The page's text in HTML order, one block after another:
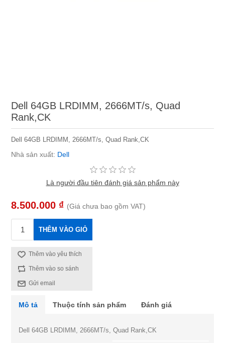
Dell 64GB LRDIMM, 2666MT/s, Quad
Rank,CK
Dell 64GB LRDIMM, 2666MT/s, Quad Rank,CK
Nhà sản xuất: Dell
Là người đầu tiên đánh giá sản phẩm này
8.500.000 ₫ (Giá chưa bao gồm VAT)
THÊM VÀO GIỎ
Thêm vào yêu thích
Thêm vào so sánh
Gửi email
Mô tả Thuộc tính sản phẩm Đánh giá
Dell 64GB LRDIMM, 2666MT/s, Quad Rank,CK